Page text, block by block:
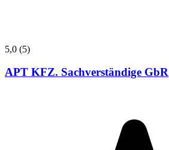
5,0 (5)
APT KFZ. Sachverständige GbR